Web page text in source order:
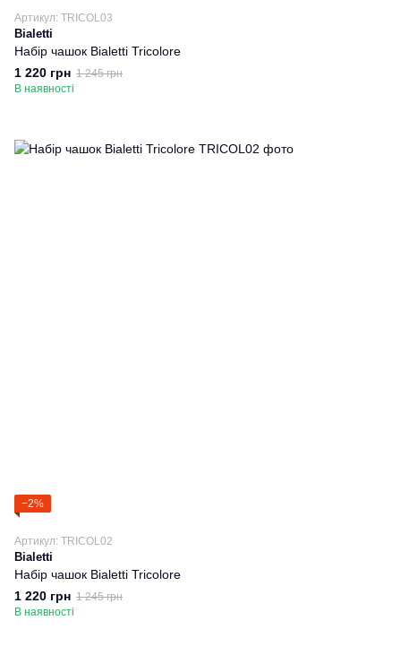
Артикул: TRICOL03
Bialetti
Набір чашок Bialetti Tricolore
1 220 грн 1 245 грн
В наявності
−2%
Артикул: TRICOL02
Bialetti
Набір чашок Bialetti Tricolore
1 220 грн 1 245 грн
В наявності